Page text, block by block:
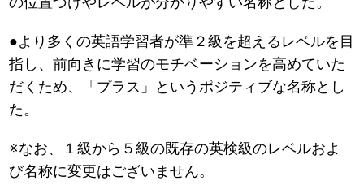
●より多くの英語学習者が準２級を超えるレベルを目
指し、前向きに学習のモチベーションを高めていた
だくため、「プラス」というポジティブな名称とし
た。
※なお、１級から５級の既存の英検級のレベルおよ
び名称に変更はございません。